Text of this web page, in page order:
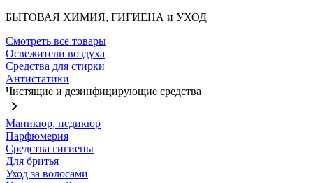
БЫТОВАЯ ХИМИЯ, ГИГИЕНА и УХОД
Смотреть все товары
Освежители воздуха
Средства для стирки
Антистатики
Чистящие и дезинфицирующие средства
Маникюр, педикюр
Парфюмерия
Средства гигиены
Для бритья
Уход за волосами